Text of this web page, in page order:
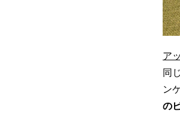
ア
同
ン
の